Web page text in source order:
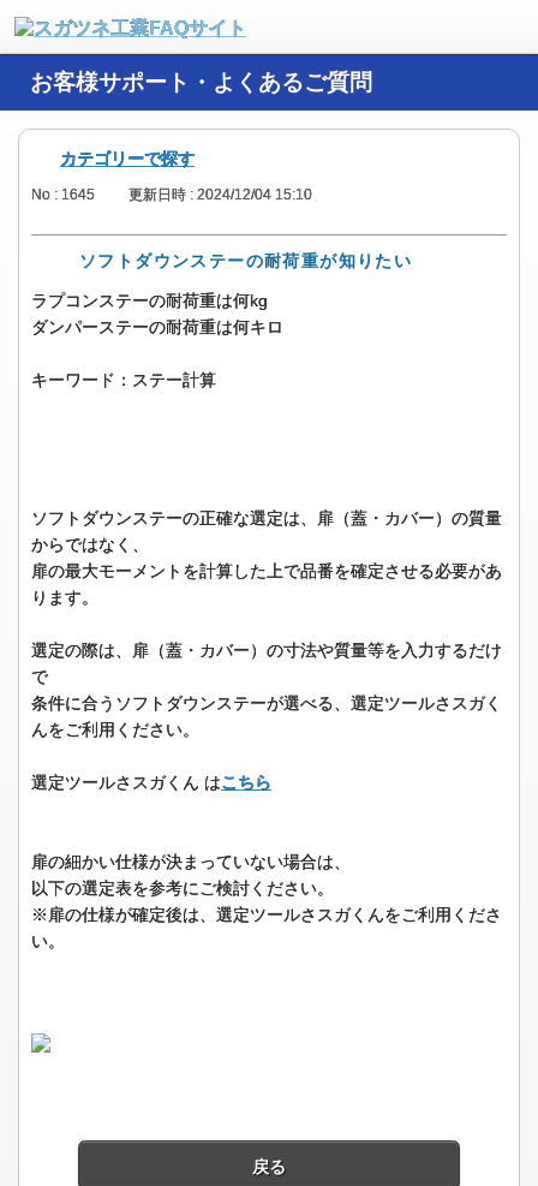
お客様サポート・よくあるご質問
カテゴリーで探す
No : 1645 更新日時 : 2024/12/04 15:10
ソフトダウンステーの耐荷重が知りたい
ラプコンステーの耐荷重は何kg
ダンパーステーの耐荷重は何キロ
キーワード：ステー計算
ソフトダウンステーの正確な選定は、扉（蓋・カバー）の質量
からではなく、
扉の最大モーメントを計算した上で品番を確定させる必要があ
ります。
選定の際は、扉（蓋・カバー）の寸法や質量等を入力するだけ
で
条件に合うソフトダウンステーが選べる、選定ツールさスガく
んをご利用ください。
選定ツールさスガくん はこちら
扉の細かい仕様が決まっていない場合は、
以下の選定表を参考にご検討ください。
※扉の仕様が確定後は、選定ツールさスガくんをご利用くださ
い。
戻る